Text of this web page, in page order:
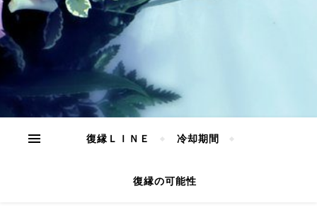
復縁ＬＩＮＥ 冷却期間
復縁の可能性